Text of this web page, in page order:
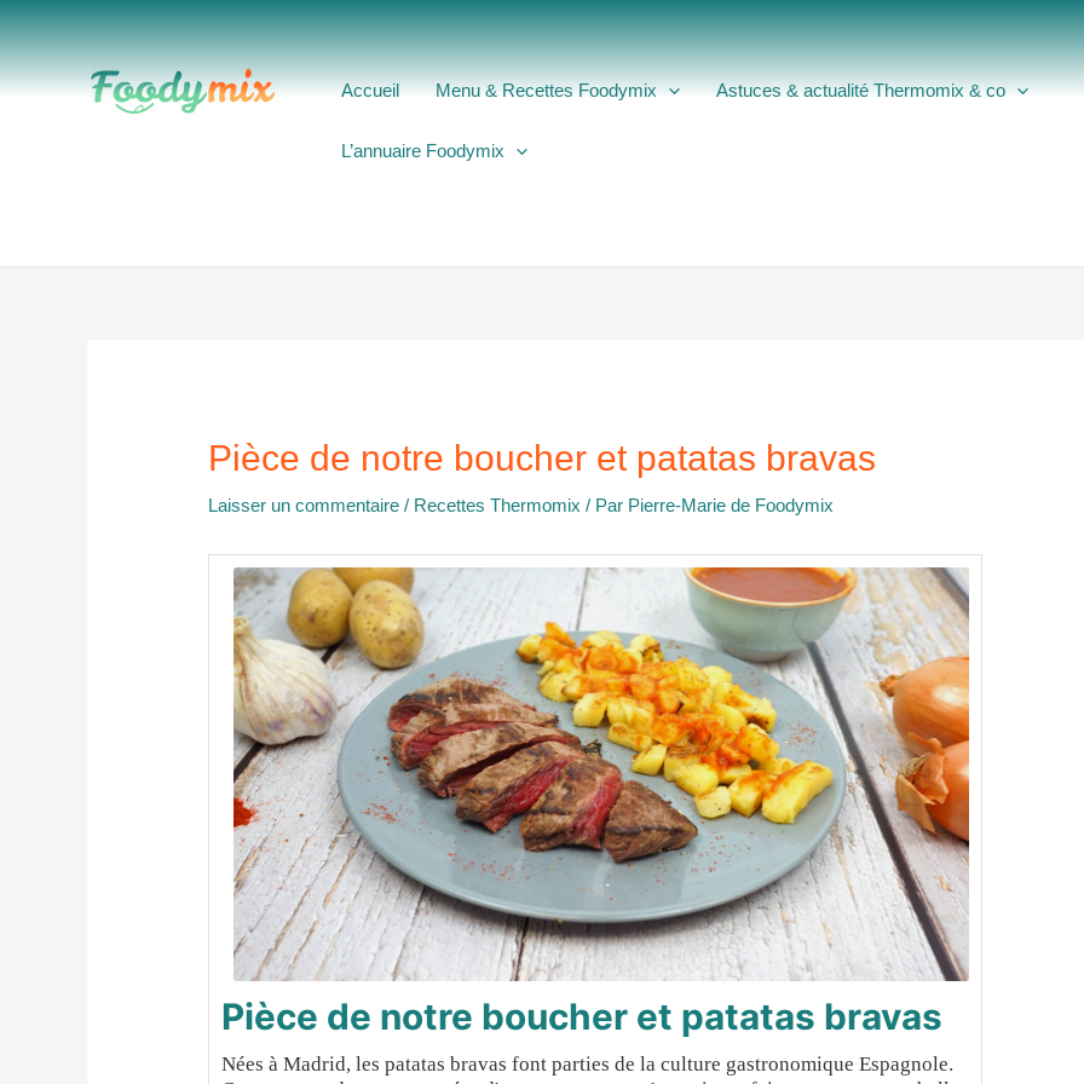
Aller
au
contenu
Accueil
Menu & Recettes Foodymix Astuces & actualité Thermomix & co
L’annuaire Foodymix
Pièce de notre boucher et patatas bravas
Laisser un commentaire / Recettes Thermomix / Par Pierre-Marie de Foodymix
Pièce de notre boucher et patatas bravas
Nées à Madrid, les patatas bravas font parties de la culture gastronomique Espagnole.